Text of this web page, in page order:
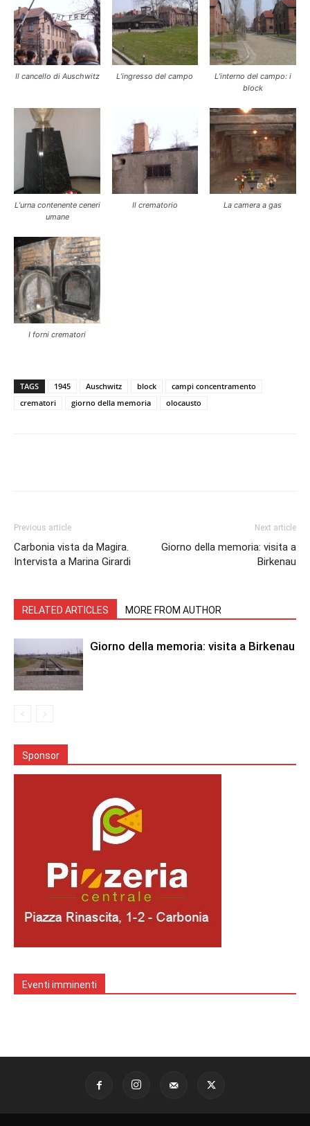
Il cancello di Auschwitz L’ingresso del campo
L’interno del campo: i
block
L’urna contenente ceneri
umane
Il crematorio La camera a gas
I forni crematori
TAGS 1945 Auschwitz block
campi concentramento
crematori
giorno della memoria olocausto
Previous article
Carbonia vista da Magira.
Intervista a Marina Girardi
Next article
Giorno della memoria: visita a
Birkenau
RELATED ARTICLES MORE FROM AUTHOR
Giorno della memoria: visita a Birkenau
Sponsor
Eventi imminenti